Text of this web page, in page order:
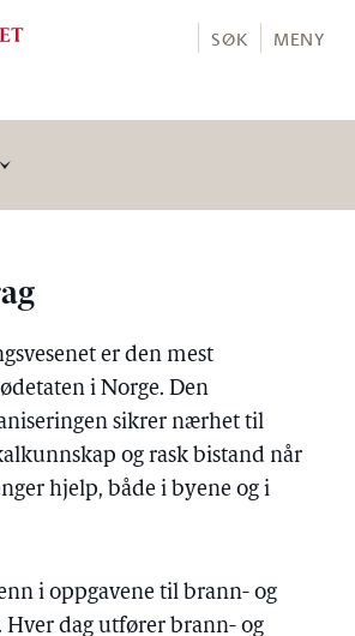
SØK MENY
er den mest
i Norge. Den
sikrer nærhet til
og rask bistand når
hjelp, både i byene og i
i oppgavene til brann- og
Hver dag utfører brann- og